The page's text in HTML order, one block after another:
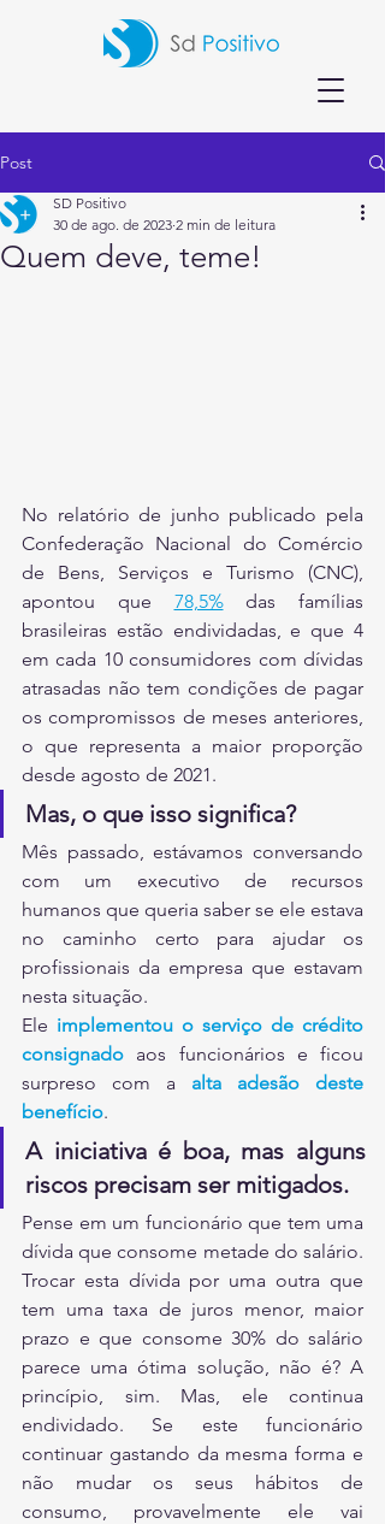
Post
Quem deve, teme!
SD Positivo
30 de ago. de 2023 2 min de leitura
No relatório de junho publicado pela
Confederação Nacional do Comércio
de Bens, Serviços e Turismo (CNC),
apontou que 78,5% das famílias
brasileiras estão endividadas, e que 4
em cada 10 consumidores com dívidas
atrasadas não tem condições de pagar
os compromissos de meses anteriores,
o que representa a maior proporção
desde agosto de 2021.
Mas, o que isso significa?
Mês passado, estávamos conversando
com um executivo de recursos
humanos que queria saber se ele estava
no caminho certo para ajudar os
profissionais da empresa que estavam
nesta situação.
Ele implementou o serviço de crédito
consignado aos funcionários e ficou
surpreso com a alta adesão deste
benefício.
A iniciativa é boa, mas alguns
riscos precisam ser mitigados.
Pense em um funcionário que tem uma
dívida que consome metade do salário.
Trocar esta dívida por uma outra que
tem uma taxa de juros menor, maior
prazo e que consome 30% do salário
parece uma ótima solução, não é? A
princípio, sim. Mas, ele continua
endividado. Se este funcionário
continuar gastando da mesma forma e
não mudar os seus hábitos de
consumo, provavelmente ele vai